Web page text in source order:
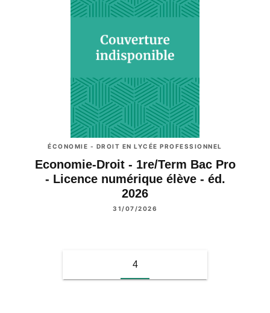
ÉCONOMIE - DROIT EN LYCÉE PROFESSIONNEL
Economie-Droit - 1re/Term Bac Pro
- Licence numérique élève - éd.
2026
31/07/2026
4